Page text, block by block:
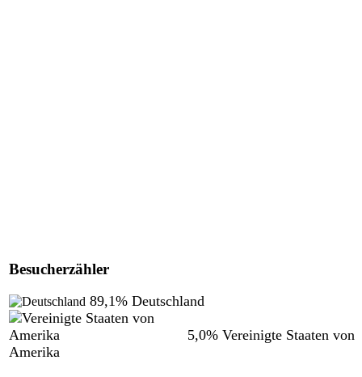
Besucherzähler
89,1% Deutschland
5,0% Vereinigte Staaten von
Amerika